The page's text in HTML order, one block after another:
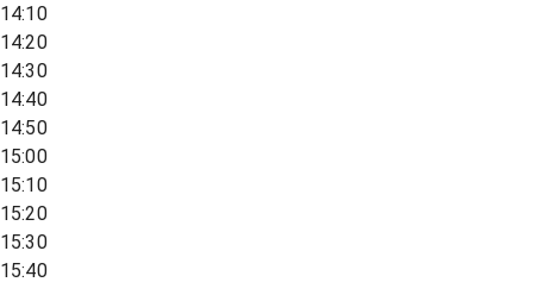
14:10
14:20
14:30
14:40
14:50
15:00
15:10
15:20
15:30
15:40